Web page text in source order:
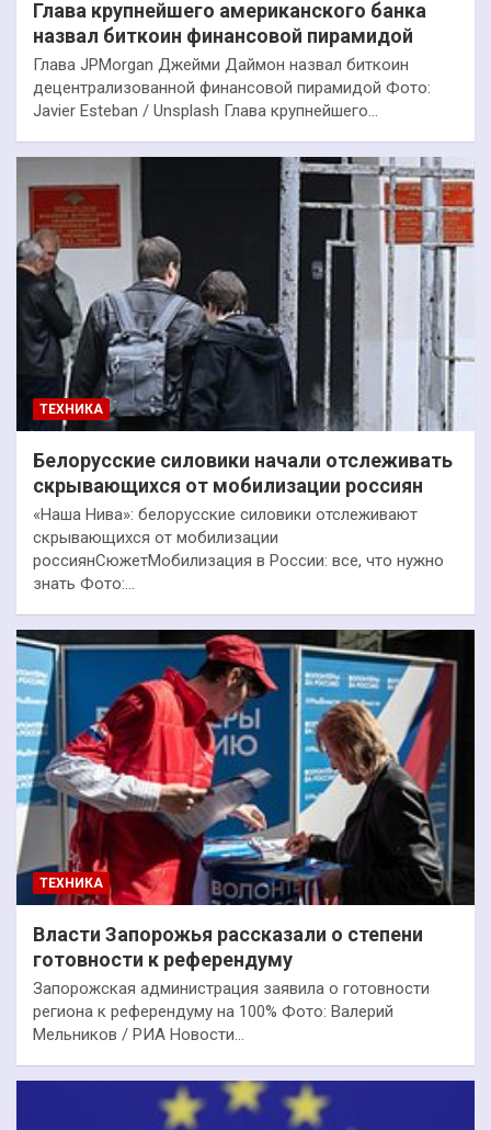
Глава крупнейшего американского банка
назвал биткоин финансовой пирамидой
Глава JPMorgan Джейми Даймон назвал биткоин
децентрализованной финансовой пирамидой Фото:
Javier Esteban / Unsplash Глава крупнейшего…
ТЕХНИКА
Белорусские силовики начали отслеживать
скрывающихся от мобилизации россиян
«Наша Нива»: белорусские силовики отслеживают
скрывающихся от мобилизации
россиянСюжетМобилизация в России: все, что нужно
знать Фото:…
ТЕХНИКА
Власти Запорожья рассказали о степени
готовности к референдуму
Запорожская администрация заявила о готовности
региона к референдуму на 100% Фото: Валерий
Мельников / РИА Новости…